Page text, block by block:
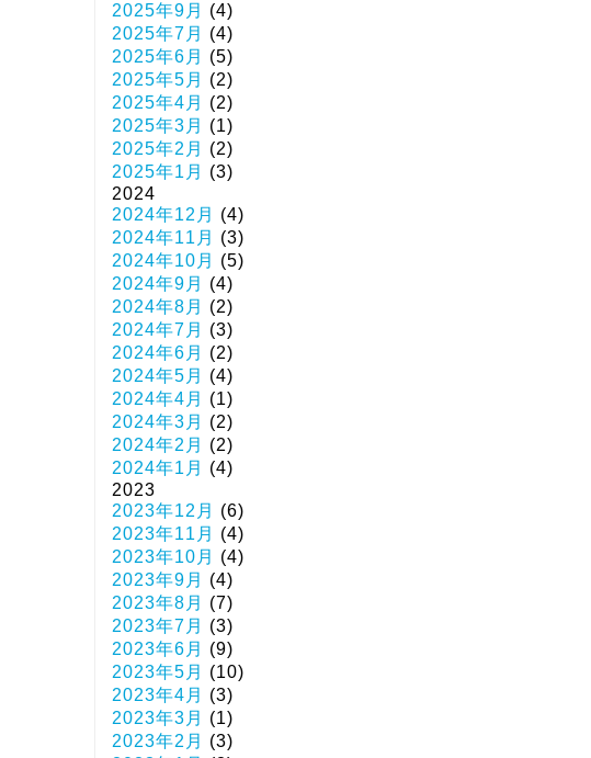
2025年9月
(4)
2025年7月
(4)
2025年6月
(5)
2025年5月
(2)
2025年4月
(2)
2025年3月
(1)
2025年2月
(2)
2025年1月
(3)
2024
2024年12月
(4)
2024年11月
(3)
2024年10月
(5)
2024年9月
(4)
2024年8月
(2)
2024年7月
(3)
2024年6月
(2)
2024年5月
(4)
2024年4月
(1)
2024年3月
(2)
2024年2月
(2)
2024年1月
(4)
2023
2023年12月
(6)
2023年11月
(4)
2023年10月
(4)
2023年9月
(4)
2023年8月
(7)
2023年7月
(3)
2023年6月
(9)
2023年5月
(10)
2023年4月
(3)
2023年3月
(1)
2023年2月
(3)